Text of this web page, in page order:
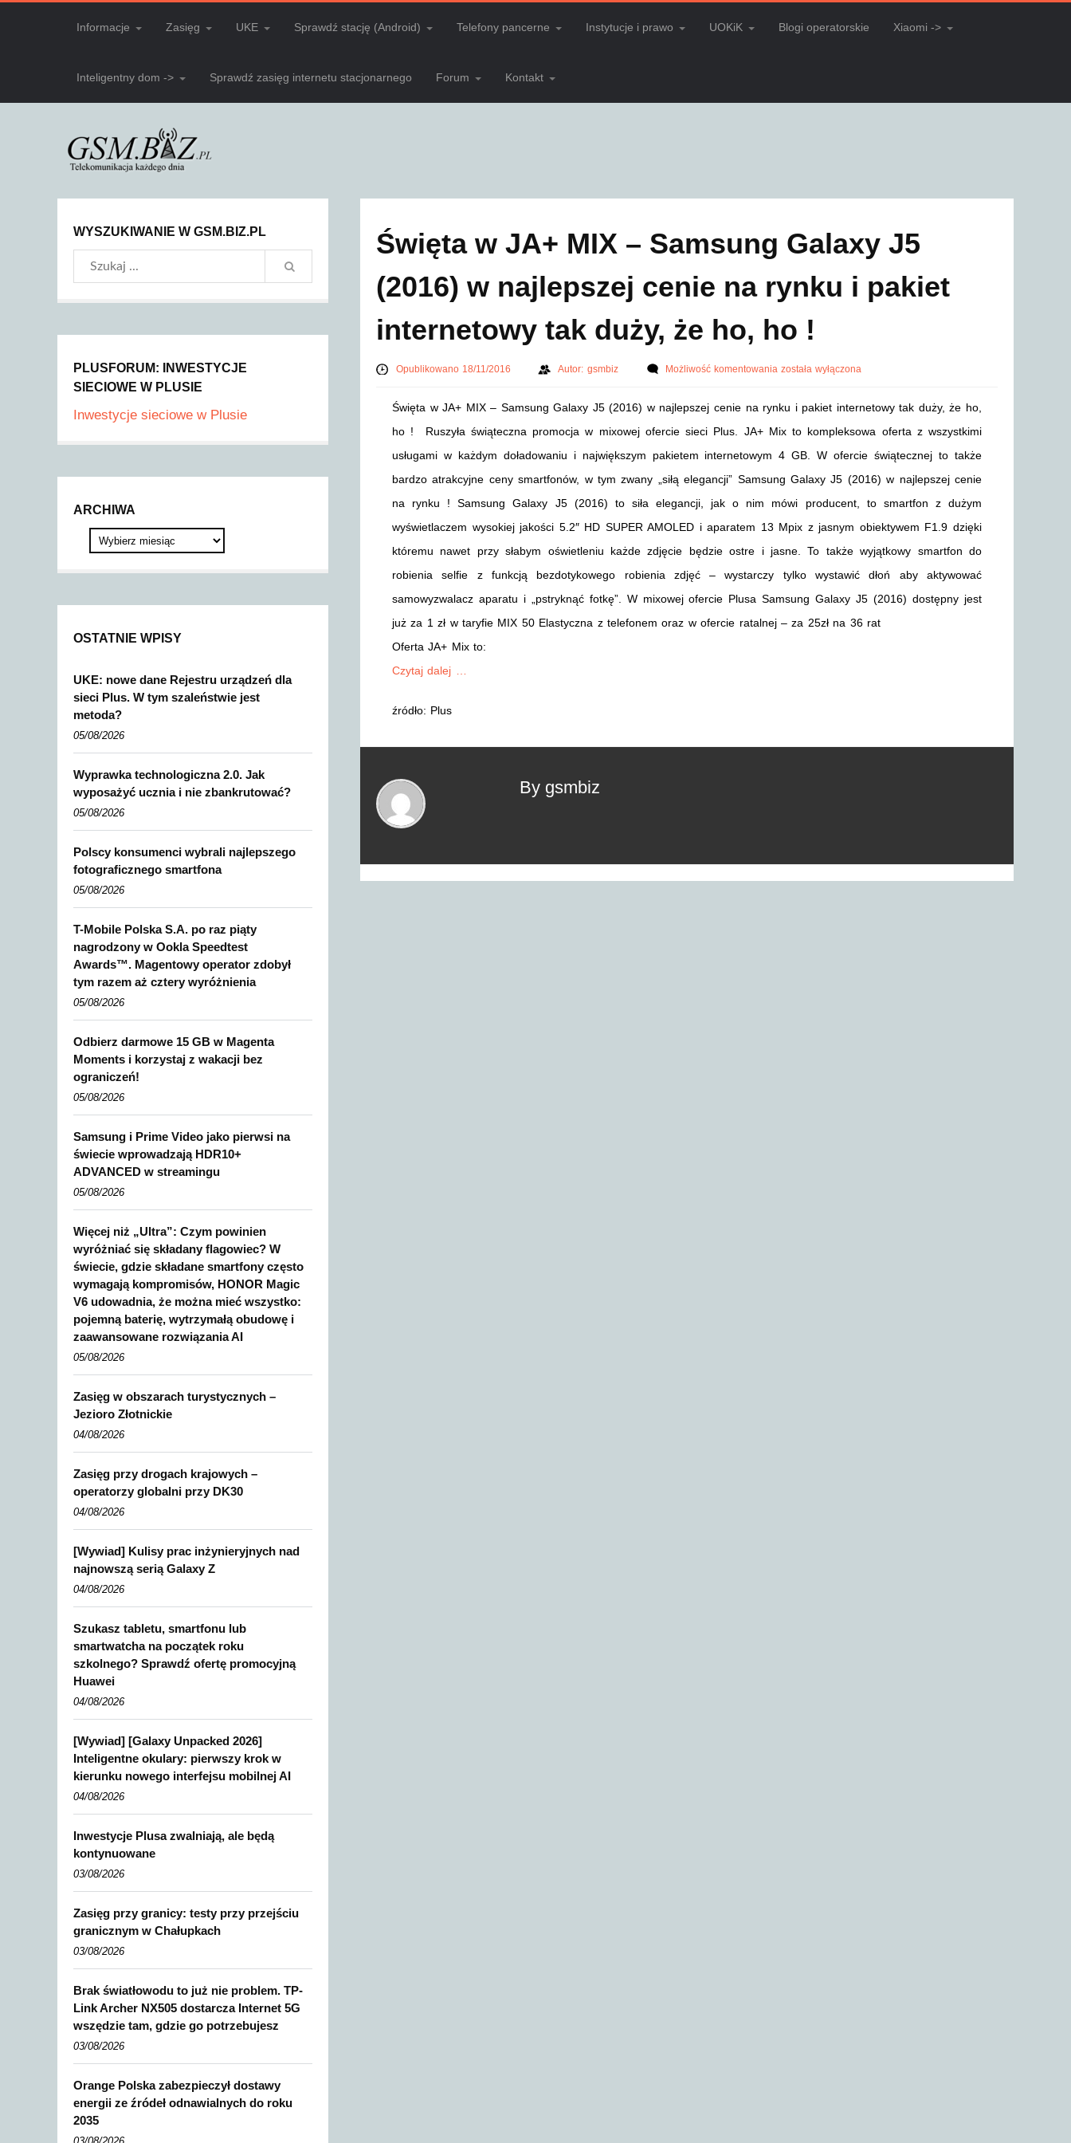
Informacje Zasięg UKE Sprawdź stację (Android) Telefony pancerne Instytucje i prawo UOKiK Blogi operatorskie Xiaomi ->
Inteligentny dom -> Sprawdź zasięg internetu stacjonarnego Forum Kontakt
Święta w JA+ MIX – Samsung Galaxy J5
(2016) w najlepszej cenie na rynku i pakiet
internetowy tak duży, że ho, ho !
Opublikowano 18/11/2016 Autor: gsmbiz Możliwość komentowaniazostała wyłączona
Święta w JA+ MIX – Samsung Galaxy J5 (2016) w najlepszej cenie na rynku i pakiet internetowy tak duży, że ho,
ho ! Ruszyła świąteczna promocja w mixowej ofercie sieci Plus. JA+ Mix to kompleksowa oferta z wszystkimi
usługami w każdym doładowaniu i największym pakietem internetowym 4 GB. W ofercie świątecznej to także
bardzo atrakcyjne ceny smartfonów, w tym zwany „siłą elegancji” Samsung Galaxy J5 (2016) w najlepszej cenie
na rynku ! Samsung Galaxy J5 (2016) to siła elegancji, jak o nim mówi producent, to smartfon z dużym
wyświetlaczem wysokiej jakości 5.2″ HD SUPER AMOLED i aparatem 13 Mpix z jasnym obiektywem F1.9 dzięki
któremu nawet przy słabym oświetleniu każde zdjęcie będzie ostre i jasne. To także wyjątkowy smartfon do
robienia selfie z funkcją bezdotykowego robienia zdjęć – wystarczy tylko wystawić dłoń aby aktywować
samowyzwalacz aparatu i „pstryknąć fotkę”. W mixowej ofercie Plusa Samsung Galaxy J5 (2016) dostępny jest
już za 1 zł w taryfie MIX 50 Elastyczna z telefonem oraz w ofercie ratalnej – za 25zł na 36 rat
Oferta JA+ Mix to:
Czytaj dalej …
źródło: Plus
By gsmbiz
WYSZUKIWANIE W GSM.BIZ.PL
PLUSFORUM: INWESTYCJE
SIECIOWE W PLUSIE
Inwestycje sieciowe w Plusie
ARCHIWA
OSTATNIE WPISY
UKE: nowe dane Rejestru urządzeń dla
sieci Plus. W tym szaleństwie jest
metoda?
05/08/2026
Wyprawka technologiczna 2.0. Jak
wyposażyć ucznia i nie zbankrutować?
05/08/2026
Polscy konsumenci wybrali najlepszego
fotograficznego smartfona
05/08/2026
T-Mobile Polska S.A. po raz piąty
nagrodzony w Ookla Speedtest
Awards™. Magentowy operator zdobył
tym razem aż cztery wyróżnienia
05/08/2026
Odbierz darmowe 15 GB w Magenta
Moments i korzystaj z wakacji bez
ograniczeń!
05/08/2026
Samsung i Prime Video jako pierwsi na
świecie wprowadzają HDR10+
ADVANCED w streamingu
05/08/2026
Więcej niż „Ultra”: Czym powinien
wyróżniać się składany flagowiec? W
świecie, gdzie składane smartfony często
wymagają kompromisów, HONOR Magic
V6 udowadnia, że można mieć wszystko:
pojemną baterię, wytrzymałą obudowę i
zaawansowane rozwiązania AI
05/08/2026
Zasięg w obszarach turystycznych –
Jezioro Złotnickie
04/08/2026
Zasięg przy drogach krajowych –
operatorzy globalni przy DK30
04/08/2026
[Wywiad] Kulisy prac inżynieryjnych nad
najnowszą serią Galaxy Z
04/08/2026
Szukasz tabletu, smartfonu lub
smartwatcha na początek roku
szkolnego? Sprawdź ofertę promocyjną
Huawei
04/08/2026
[Wywiad] [Galaxy Unpacked 2026]
Inteligentne okulary: pierwszy krok w
kierunku nowego interfejsu mobilnej AI
04/08/2026
Inwestycje Plusa zwalniają, ale będą
kontynuowane
03/08/2026
Zasięg przy granicy: testy przy przejściu
granicznym w Chałupkach
03/08/2026
Brak światłowodu to już nie problem. TP-
Link Archer NX505 dostarcza Internet 5G
wszędzie tam, gdzie go potrzebujesz
03/08/2026
Orange Polska zabezpieczył dostawy
energii ze źródeł odnawialnych do roku
2035